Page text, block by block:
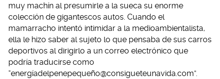
muy machín al presumirle a la sueca su enorme
colección de gigantescos autos. Cuando el
mamarracho intentó intimidar a la medioambientalista,
ella le hizo saber al sujeto lo que pensaba de sus carros
deportivos al dirigirlo a un correo electrónico que
podría traducirse como
“energíadelpenepequeño@consigueteunavida.com”.